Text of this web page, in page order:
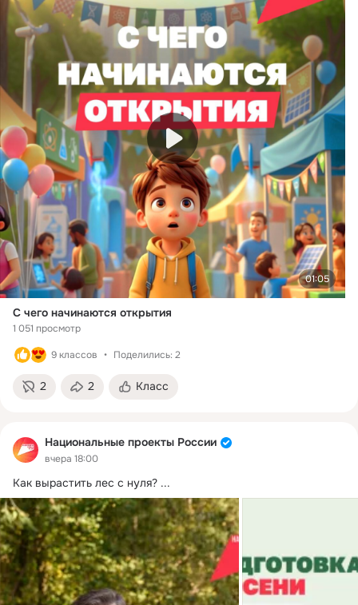
01:05
С чего начинаются открытия
1 051 просмотр
9 классов Поделились: 2
2 2 Класс
Национальные проекты России
вчера 18:00
Как вырастить лес с нуля? ...